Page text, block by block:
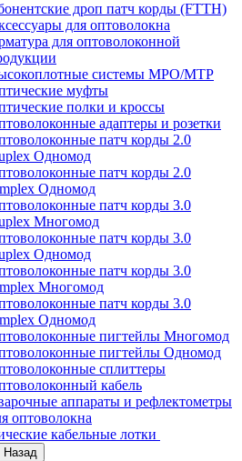
дроп патч корды (FTTH)
для оптоволокна
для оптоволоконной
системы MPO/MTP
муфты
полки и кроссы
адаптеры и розетки
патч корды 2.0
Одномод
патч корды 2.0
Одномод
патч корды 3.0
Многомод
патч корды 3.0
Одномод
патч корды 3.0
Многомод
патч корды 3.0
Одномод
пигтейлы Многомод
пигтейлы Одномод
сплиттеры
кабель
аппараты и рефлектометры
оптоволокна
кабельные лотки
Назад